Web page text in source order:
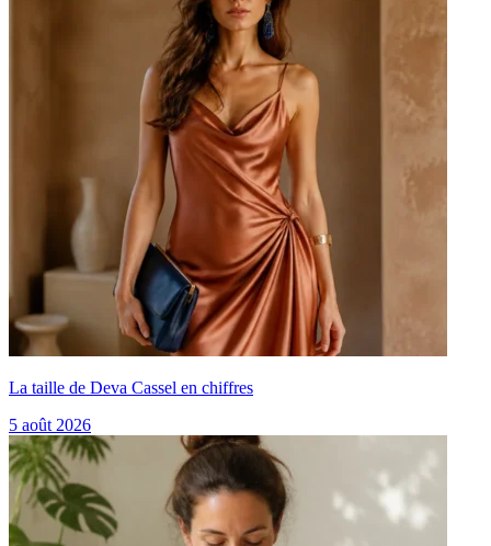
La taille de Deva Cassel en chiffres
5 août 2026